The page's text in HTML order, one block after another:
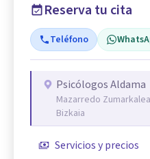
Reserva tu cita
Teléfono
Psicólogos Aldama
Mazarredo
Bizkaia
Servicios y precios